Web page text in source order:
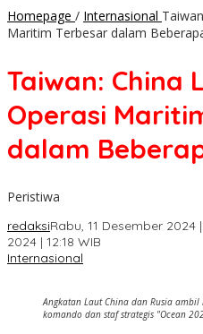
Homepage / Internasional
Maritim Terbesar dalam
Taiwan: China
Operasi
dalam
Peristiwa
redaksiRabu, 11 Desember 2024 |
2024 | 12:18 WIB
Internasional
Angkatan Laut China dan Rusia
komando dan staf strategis "Ocean